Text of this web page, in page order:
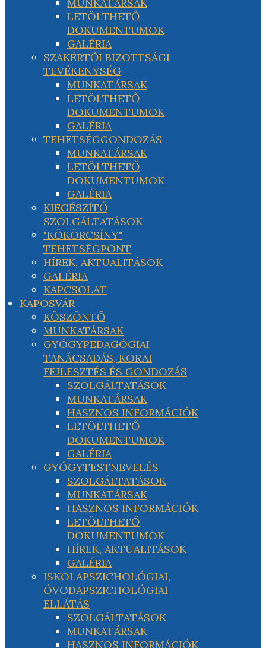
LETÖLTHETŐ
DOKUMENTUMOK
GALÉRIA
SZAKÉRTŐI BIZOTTSÁGI
TEVÉKENYSÉG
MUNKATÁRSAK
LETÖLTHETŐ
DOKUMENTUMOK
GALÉRIA
TEHETSÉGGONDOZÁS
MUNKATÁRSAK
LETÖLTHETŐ
DOKUMENTUMOK
GALÉRIA
KIEGÉSZÍTŐ
SZOLGÁLTATÁSOK
"KÖKÖRCSÍNY"
TEHETSÉGPONT
HÍREK, AKTUALITÁSOK
GALÉRIA
KAPCSOLAT
KAPOSVÁR
KÖSZÖNTŐ
MUNKATÁRSAK
GYÓGYPEDAGÓGIAI
TANÁCSADÁS, KORAI
FEJLESZTÉS ÉS GONDOZÁS
SZOLGÁLTATÁSOK
MUNKATÁRSAK
HASZNOS INFORMÁCIÓK
LETÖLTHETŐ
DOKUMENTUMOK
GALÉRIA
GYÓGYTESTNEVELÉS
SZOLGÁLTATÁSOK
MUNKATÁRSAK
HASZNOS INFORMÁCIÓK
LETÖLTHETŐ
DOKUMENTUMOK
HÍREK, AKTUALITÁSOK
GALÉRIA
ISKOLAPSZICHOLÓGIAI,
ÓVODAPSZICHOLÓGIAI
ELLÁTÁS
SZOLGÁLTATÁSOK
MUNKATÁRSAK
HASZNOS INFORMÁCIÓK